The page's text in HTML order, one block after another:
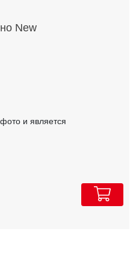
New
и является